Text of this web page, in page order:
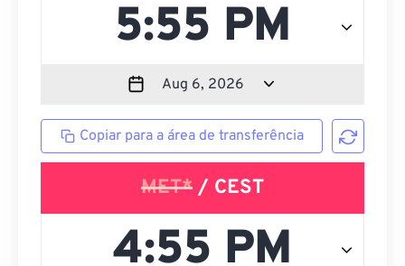
Copiar para a área de transferência
MET* / CEST